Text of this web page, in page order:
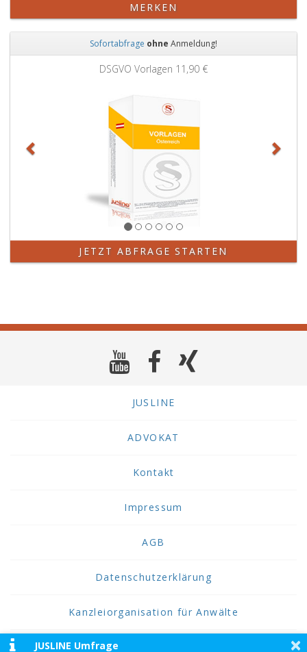
MERKEN
Sofortabfrage ohne Anmeldung!
DSGVO Vorlagen 11,90 €
JETZT ABFRAGE STARTEN
JUSLINE
ADVOKAT
Kontakt
Impressum
AGB
Datenschutzerklärung
Kanzleiorganisation für Anwälte
×
JUSLINE Umfrage